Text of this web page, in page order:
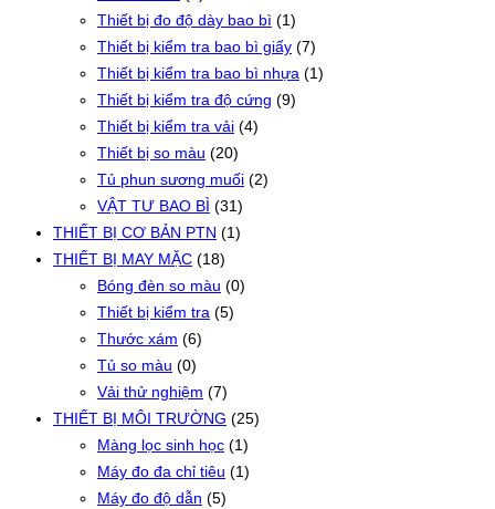
Thiết bị đo độ dày bao bì (1)
Thiết bị kiểm tra bao bì giấy (7)
Thiết bị kiểm tra bao bì nhựa (1)
Thiết bị kiểm tra độ cứng (9)
Thiết bị kiểm tra vải (4)
Thiết bị so màu (20)
Tủ phun sương muối (2)
VẬT TƯ BAO BÌ (31)
THIẾT BỊ CƠ BẢN PTN (1)
THIẾT BỊ MAY MẶC (18)
Bóng đèn so màu (0)
Thiết bị kiểm tra (5)
Thước xám (6)
Tủ so màu (0)
Vải thử nghiệm (7)
THIẾT BỊ MÔI TRƯỜNG (25)
Màng lọc sinh học (1)
Máy đo đa chỉ tiêu (1)
Máy đo độ dẫn (5)